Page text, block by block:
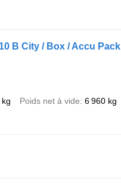
B City / Box / Accu Pack
kg Poids net à vide 6 960 kg